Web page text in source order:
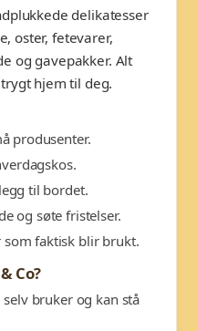
delikatesser
oster, fetevarer,
og gavepakker. Alt
hjem til deg.
produsenter.
til bordet.
og søte fristelser.
som faktisk blir brukt.
Co?
bruker og kan stå